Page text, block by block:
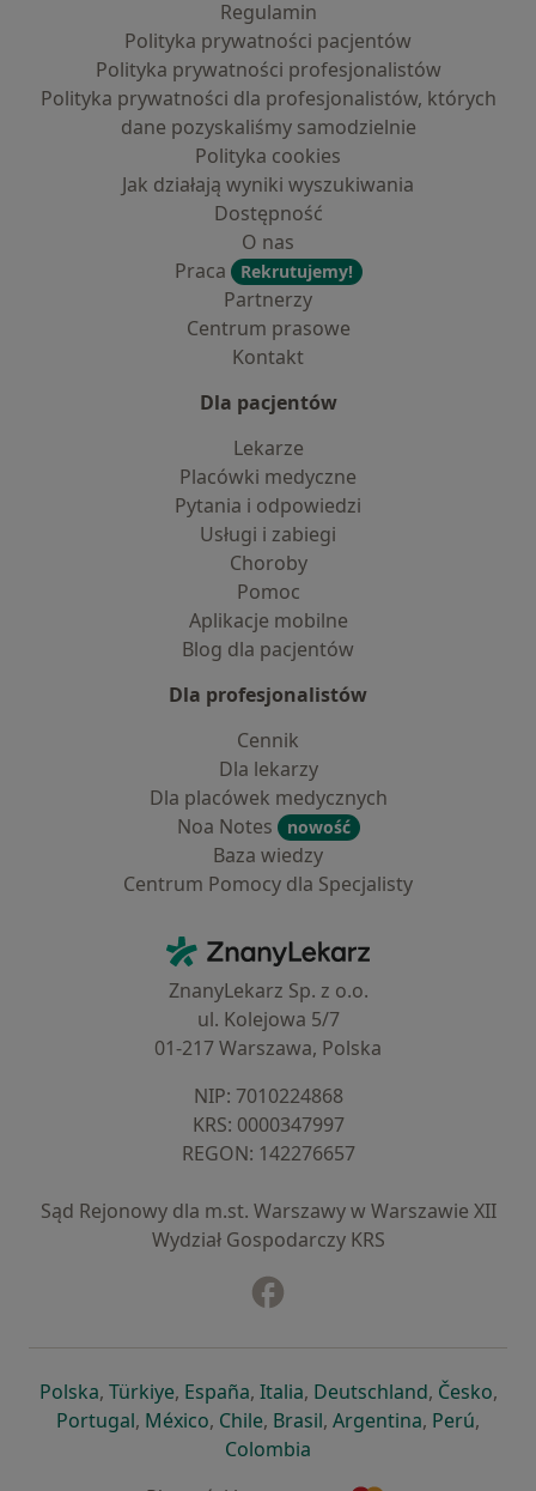
Regulamin
Polityka prywatności pacjentów
Polityka prywatności profesjonalistów
Polityka prywatności dla profesjonalistów, których
dane pozyskaliśmy samodzielnie
Polityka cookies
Jak działają wyniki wyszukiwania
Dostępność
O nas
Praca
Rekrutujemy!
Partnerzy
Centrum prasowe
Kontakt
Dla pacjentów
Lekarze
Placówki medyczne
Pytania i odpowiedzi
Usługi i zabiegi
Choroby
Pomoc
Aplikacje mobilne
Blog dla pacjentów
Dla profesjonalistów
Cennik
Dla lekarzy
Dla placówek medycznych
Noa Notes
nowość
Baza wiedzy
Centrum Pomocy dla Specjalisty
ZnanyLekarz - Strona główna
ZnanyLekarz Sp. z o.o.
ul. Kolejowa 5/7
01-217 Warszawa, Polska
NIP: ⁠7010224868
KRS: ⁠0000347997
REGON: ⁠142276657
Sąd Rejonowy dla m.st. Warszawy w Warszawie XII
Wydział Gospodarczy KRS
Polskaotwiera się w nowej karcie
, Türkiyeotwiera się w nowej karcie
, Españaotwiera się w nowej karcie
, Italiaotwiera się w nowej
, Deutschlandotwiera się
, Česko,
Portugalotwiera się w nowej karcie
, Méxicootwiera się w nowej karcie
, Chileotwiera się w nowej karcie
, Brasilotwiera się w nowej
, Argentinaotwiera się
, Perú,
Colombia